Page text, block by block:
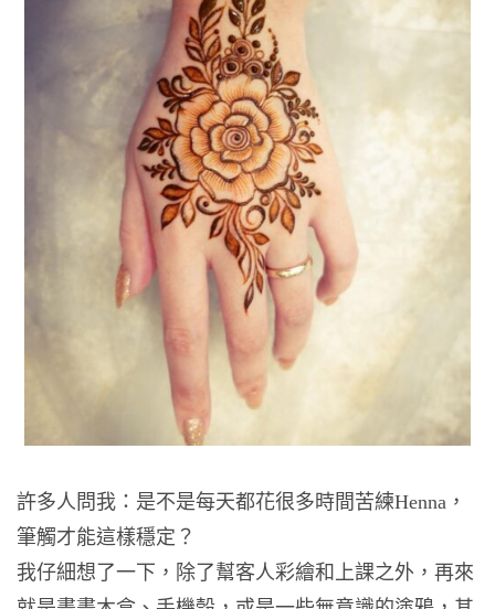
許多人問我：是不是每天都花很多時間苦練Henna，
筆觸才能這樣穩定？
我仔細想了一下，除了幫客人彩繪和上課之外，再來